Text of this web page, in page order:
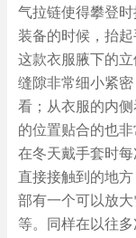
气拉链使得攀登
装备的时候，抬
这款衣服腋下的
缝隙非常细小紧
看；从衣服的内
的位置贴合的也
在冬天戴手套时
直接接触到的地
部有一个可以放
等。同样在以往